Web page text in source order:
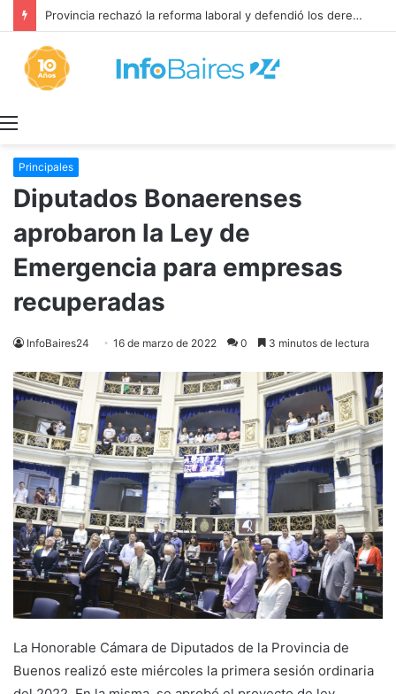
Provincia rechazó la reforma laboral y defendió los derechos de los trabajadores
Principales
Diputados Bonaerenses
aprobaron la Ley de
Emergencia para empresas
recuperadas
InfoBaires24 16 de marzo de 2022 0 3 minutos de lectura
La Honorable Cámara de Diputados de la Provincia de
Buenos realizó este miércoles la primera sesión ordinaria